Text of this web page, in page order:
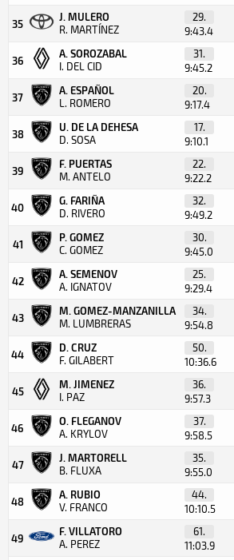
35
J. MULERO
R. MARTÍNEZ
29.
9:43.4
36
A. SOROZABAL
I. DEL CID
31.
9:45.2
37
A. ESPAÑOL
L. ROMERO
20.
9:17.4
38
U. DE LA DEHESA
D. SOSA
17.
9:10.1
39
F. PUERTAS
M. ANTELO
22.
9:22.2
40
G. FARIÑA
D. RIVERO
32.
9:49.2
41
P. GOMEZ
C. GOMEZ
30.
9:45.0
42
A. SEMENOV
A. IGNATOV
25.
9:29.4
43
M. GOMEZ-MANZANILLA
M. LUMBRERAS
34.
9:54.8
44
D. CRUZ
F. GILABERT
50.
10:36.6
45
M. JIMENEZ
I. PAZ
36.
9:57.3
46
O. FLEGANOV
A. KRYLOV
37.
9:58.5
47
J. MARTORELL
B. FLUXA
35.
9:55.0
48
A. RUBIO
V. FRANCO
44.
10:10.5
49
F. VILLATORO
A. PEREZ
61.
11:03.9